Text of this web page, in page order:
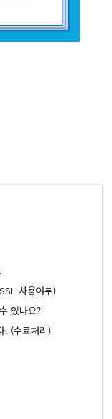
사용여부)
있나요?
. (수료처리)